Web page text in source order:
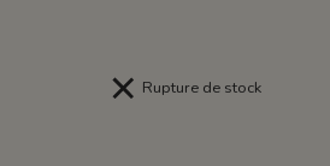
Rupture de stock